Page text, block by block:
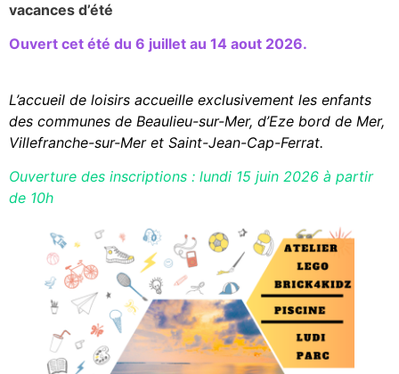
vacances d’été
Ouvert cet été du 6 juillet au 14 aout 2026.
L’accueil de loisirs accueille exclusivement les enfants
des communes de Beaulieu-sur-Mer, d’Eze bord de Mer,
Villefranche-sur-Mer et Saint-Jean-Cap-Ferrat.
Ouverture des inscriptions : lundi 15 juin 2026 à partir
de 10h